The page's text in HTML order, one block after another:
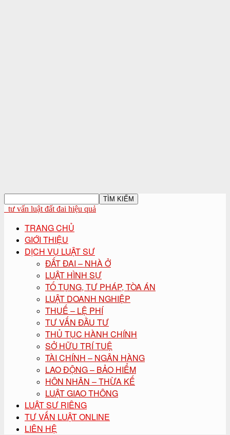
tư vấn luật đất đai hiệu quả
TRANG CHỦ
GIỚI THIỆU
DỊCH VỤ LUẬT SƯ
ĐẤT ĐAI – NHÀ Ở
LUẬT HÌNH SỰ
TỐ TỤNG, TƯ PHÁP, TÒA ÁN
LUẬT DOANH NGHIỆP
THUẾ – LỆ PHÍ
TƯ VẤN ĐẦU TƯ
THỦ TỤC HÀNH CHÍNH
SỞ HỮU TRÍ TUỆ
TÀI CHÍNH – NGÂN HÀNG
LAO ĐỘNG – BẢO HIỂM
HÔN NHÂN – THỪA KẾ
LUẬT GIAO THÔNG
LUẬT SƯ RIÊNG
TƯ VẤN LUẬT ONLINE
LIÊN HỆ